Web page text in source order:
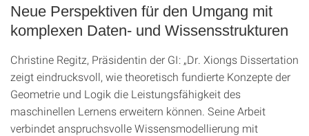
Neue Perspektiven für den Umgang mit
komplexen Daten- und Wissensstrukturen
Christine Regitz, Präsidentin der GI: „Dr. Xiongs Dissertation
zeigt eindrucksvoll, wie theoretisch fundierte Konzepte der
Geometrie und Logik die Leistungsfähigkeit des
maschinellen Lernens erweitern können. Seine Arbeit
verbindet anspruchsvolle Wissensmodellierung mit